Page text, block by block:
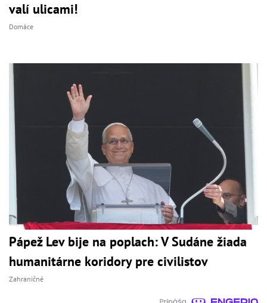
valí ulicami!
Domáce
Pápež Lev bije na poplach: V Sudáne žiada
humanitárne koridory pre civilistov
Zahraničné